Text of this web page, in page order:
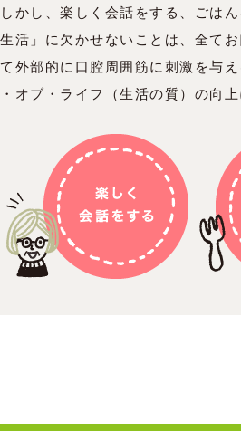
かし、楽しく会話をする、ごは
活」に欠かせないことは、全て
外部的に口腔周囲筋に刺激を与
オブ・ライフ（生活の質）の向